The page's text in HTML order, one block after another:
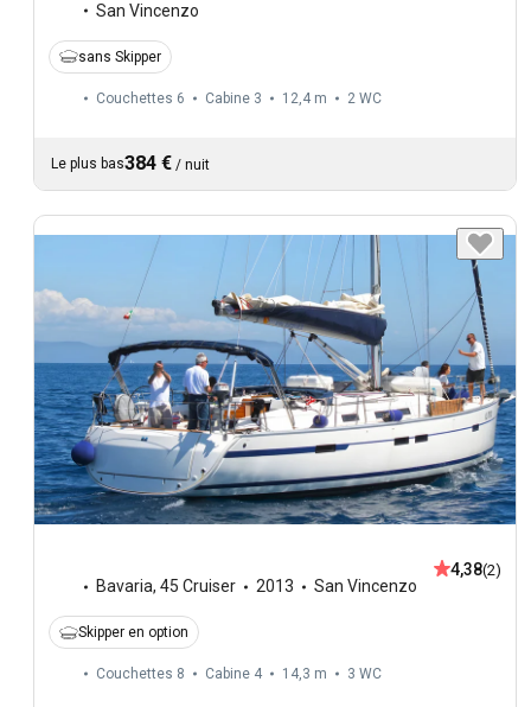
San Vincenzo
sans Skipper
Couchettes 6 Cabine 3 12,4 m 2 WC
Le plus bas384 € / nuit
Bavaria, 45 Cruiser 2013 San Vincenzo
4,38(2)
Skipper en option
Couchettes 8 Cabine 4 14,3 m 3 WC